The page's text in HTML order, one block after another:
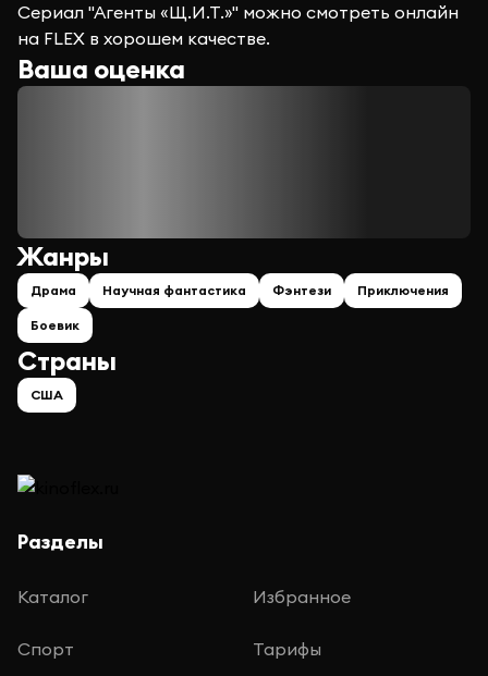
Сериал "Агенты «Щ.И.Т.»" можно смотреть онлайн
на FLEX в хорошем качестве.
Ваша оценка
Страны
США
Жанры
Драма Научная фантастика Фэнтези Приключения
Боевик
Разделы
Каталог Избранное
Спорт Тарифы